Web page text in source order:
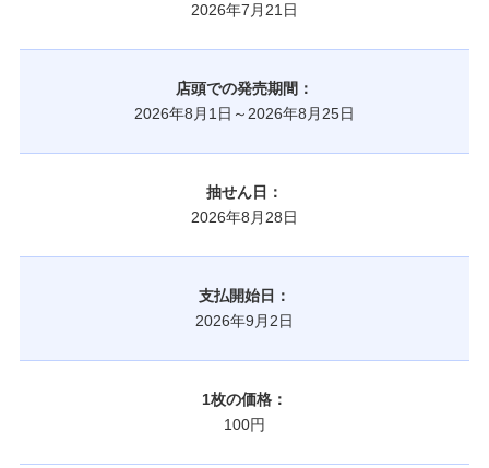
2026年7月21日
店頭での発売期間：
2026年8月1日～2026年8月25日
抽せん日：
2026年8月28日
支払開始日：
2026年9月2日
1枚の価格：
100円